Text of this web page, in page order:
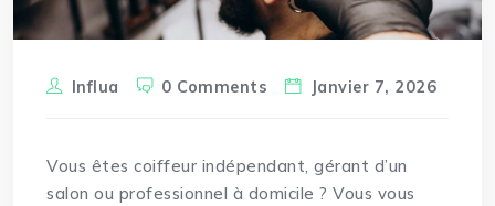
Influa 0 Comments Janvier 7, 2026
Vous êtescoiffeur indépendant, gérant d’un
salon ou professionnel à domicile ? Vous vous